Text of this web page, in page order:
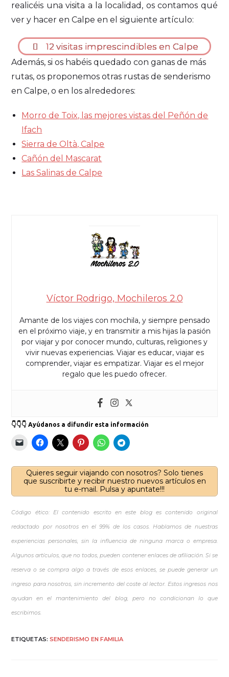
realicéis una visita a la localidad, os contamos qué
ver y hacer en Calpe en el siguiente artículo:
12 visitas imprescindibles en Calpe
Además, si os habéis quedado con ganas de más
rutas, os proponemos otras rustas de senderismo
en Calpe, o en los alrededores:
Morro de Toix, las mejores vistas del Peñón de
Ifach
Sierra de Oltà, Calpe
Cañón del Mascarat
Las Salinas de Calpe
Víctor Rodrigo, Mochileros 2.0
Amante de los viajes con mochila, y siempre pensado
en el próximo viaje, y en transmitir a mis hijas la pasión
por viajar y por conocer mundo, culturas, religiones y
vivir nuevas experiencias. Viajar es educar, viajar es
comprender, viajar es empatizar. Viajar es el mejor
regalo que les puedo ofrecer.
👇👇👇 Ayúdanos a difundir esta información
Quieres seguir viajando con nosotros? Solo tienes
que suscribirte y recibir nuestro nuevos artículos en
tu e-mail. Pulsa y apuntate!!!
Código ético: El contenido escrito en este blog es contenido original
redactado por nosotros en el 99% de los casos. Hablamos de nuestras
experiencias personales, sin la influencia de ninguna marca o empresa.
Algunos artículos, que no todos, pueden contener enlaces de afiliación. Si se
reserva o se compra algo a través de esos enlaces, se puede generar un
ingreso para nosotros, sin incremento del coste al lector. Estos ingresos nos
ayudan en el mantenimiento del blog, pero no condicionan lo que
escribimos.
ETIQUETAS:SENDERISMO EN FAMILIA